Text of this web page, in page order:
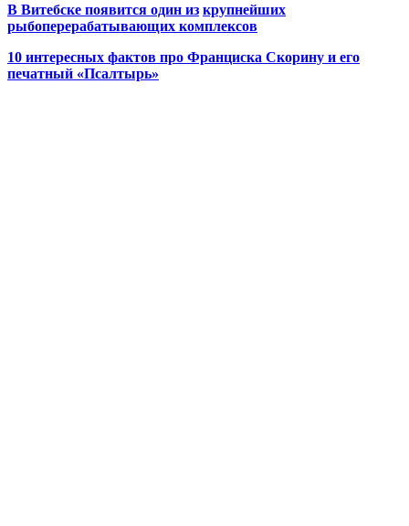
В Витебске появится один из крупнейших
рыбоперерабатывающих комплексов
10 интересных фактов про Франциска Скорину и его
печатный «Псалтырь»